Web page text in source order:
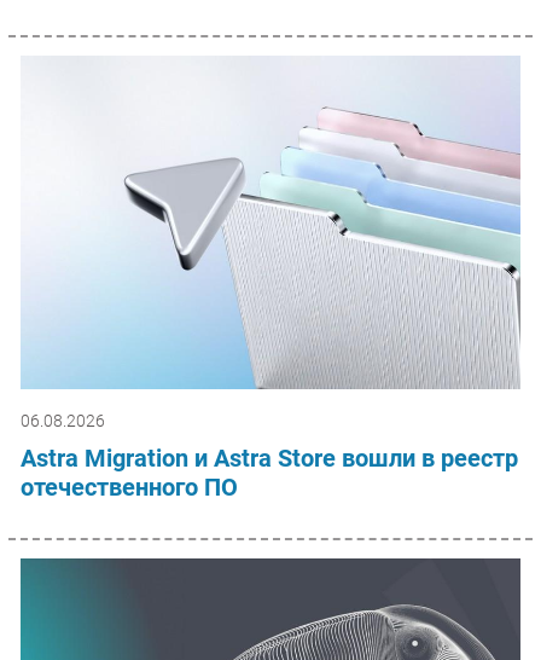
06.08.2026
Astra Migration и Astra Store вошли в реестр
отечественного ПО